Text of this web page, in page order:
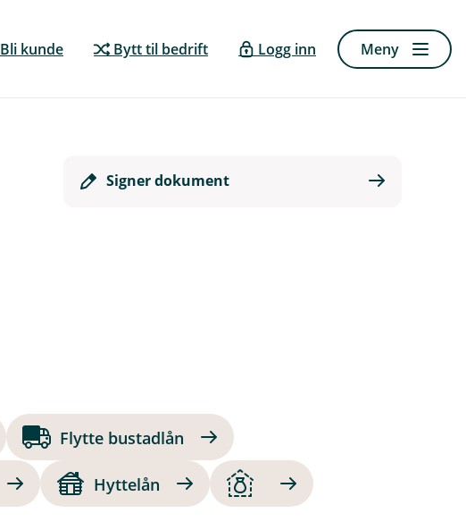
Bli kunde Bytt til bedrift Logg inn Meny
Signer dokument
Flytte bustadlån
Hyttelån